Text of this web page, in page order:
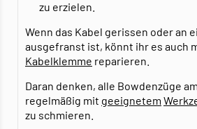
zu erzielen.
Wenn das Kabel gerissen oder an
ausgefranst ist, könnt ihr es auch
Kabelklemme reparieren.
Daran denken, alle Bowdenzüge
regelmäßig mit geeignetem
zu schmieren.